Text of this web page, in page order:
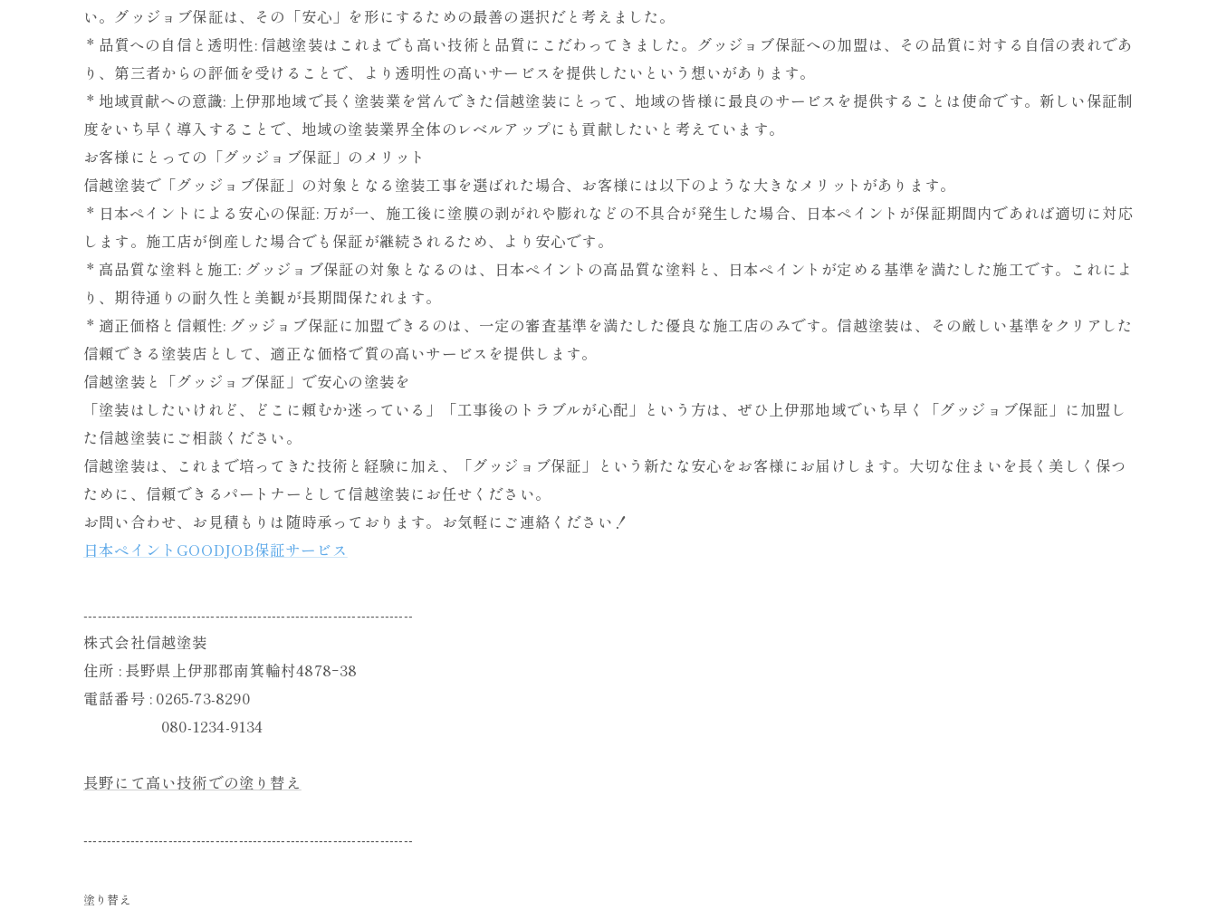
い。グッジョブ保証は、その「安心」を形にするための最善の選択だと考えました。
* 品質への自信と透明性: 信越塗装はこれまでも高い技術と品質にこだわってきました。グッジョブ保証への加盟は、その品質に対する自信の表れであ
り、第三者からの評価を受けることで、より透明性の高いサービスを提供したいという想いがあります。
* 地域貢献への意識: 上伊那地域で長く塗装業を営んできた信越塗装にとって、地域の皆様に最良のサービスを提供することは使命です。新しい保証制
度をいち早く導入することで、地域の塗装業界全体のレベルアップにも貢献したいと考えています。
お客様にとっての「グッジョブ保証」のメリット
信越塗装で「グッジョブ保証」の対象となる塗装工事を選ばれた場合、お客様には以下のような大きなメリットがあります。
* 日本ペイントによる安心の保証: 万が一、施工後に塗膜の剥がれや膨れなどの不具合が発生した場合、日本ペイントが保証期間内であれば適切に対応
します。施工店が倒産した場合でも保証が継続されるため、より安心です。
* 高品質な塗料と施工: グッジョブ保証の対象となるのは、日本ペイントの高品質な塗料と、日本ペイントが定める基準を満たした施工です。これによ
り、期待通りの耐久性と美観が長期間保たれます。
* 適正価格と信頼性: グッジョブ保証に加盟できるのは、一定の審査基準を満たした優良な施工店のみです。信越塗装は、その厳しい基準をクリアした
信頼できる塗装店として、適正な価格で質の高いサービスを提供します。
信越塗装と「グッジョブ保証」で安心の塗装を
「塗装はしたいけれど、どこに頼むか迷っている」「工事後のトラブルが心配」という方は、ぜひ上伊那地域でいち早く「グッジョブ保証」に加盟し
た信越塗装にご相談ください。
信越塗装は、これまで培ってきた技術と経験に加え、「グッジョブ保証」という新たな安心をお客様にお届けします。大切な住まいを長く美しく保つ
ために、信頼できるパートナーとして信越塗装にお任せください。
お問い合わせ、お見積もりは随時承っております。お気軽にご連絡ください！
日本ペイントGOODJOB保証サービス
----------------------------------------------------------------------
株式会社信越塗装
住所 : 長野県上伊那郡南箕輪村4878ｰ38
電話番号 : 0265-73-8290
080-1234-9134
長野にて高い技術での塗り替え
----------------------------------------------------------------------
塗り替え